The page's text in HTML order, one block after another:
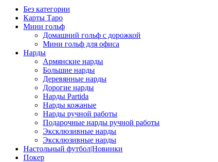
Без категории
Карты Таро
Мини гольф
Домашний гольф с дорожкой
Мини гольф для офиса
Нарды
Армянские нарды
Большие нарды
Деревянные нарды
Дорогие нарды
Нарды Partida
Нарды кожаные
Нарды ручной работы
Подарочные нарды ручной работы
Эксклюзивные нарды
Эксклюзивные нарды
Настольный футбол|Новинки
Покер